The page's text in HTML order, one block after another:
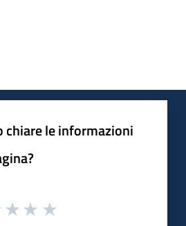
chiare le informazioni